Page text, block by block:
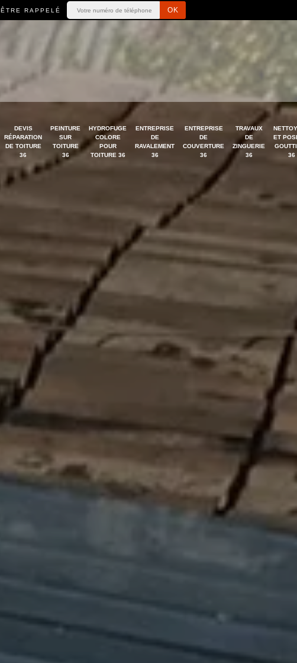
ÊTRE RAPPELÉ
DEVIS
RÉPARATION
DE TOITURE
36
PEINTURE
SUR
TOITURE
36
HYDROFUGE
COLORE
POUR
TOITURE 36
ENTREPRISE
DE
RAVALEMENT
36
ENTREPRISE
DE
COUVERTURE
36
TRAVAUX
DE
ZINGUERIE
36
ET
36